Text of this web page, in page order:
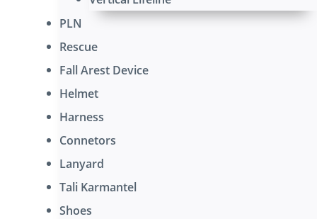
PLN
Rescue
Fall Arest Device
Helmet
Harness
Connetors
Lanyard
Tali Karmantel
Shoes